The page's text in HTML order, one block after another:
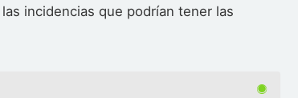
incidencias que podrían tener las